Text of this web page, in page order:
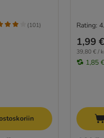
(101)
1,99 €
39,80 € /
1,85 €
Rating: